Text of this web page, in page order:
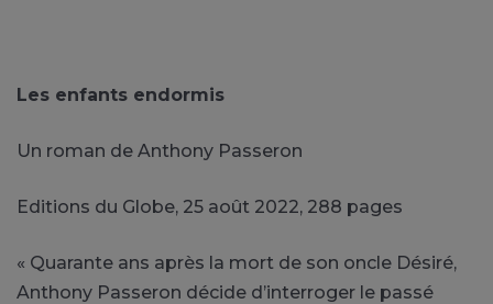
Les enfants endormis
Un roman de Anthony Passeron
Editions du Globe, 25 août 2022, 288 pages
« Quarante ans après la mort de son oncle Désiré,
Anthony Passeron décide d’interroger le passé